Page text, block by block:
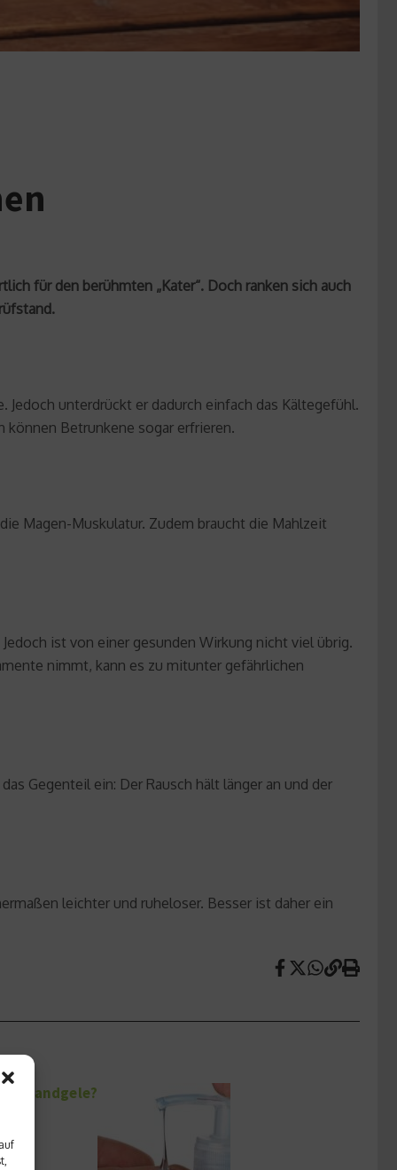
für den berühmten „Kater“. Doch ranken sich auch
unterdrückt er dadurch einfach das Kältegefühl.
können Betrunkene sogar erfrieren.
Magen-Muskulatur. Zudem braucht die Mahlzeit
ist von einer gesunden Wirkung nicht viel übrig.
nimmt, kann es zu mitunter gefährlichen
Gegenteil ein: Der Rausch hält länger an und der
leichter und ruheloser. Besser ist daher ein
Handgele?